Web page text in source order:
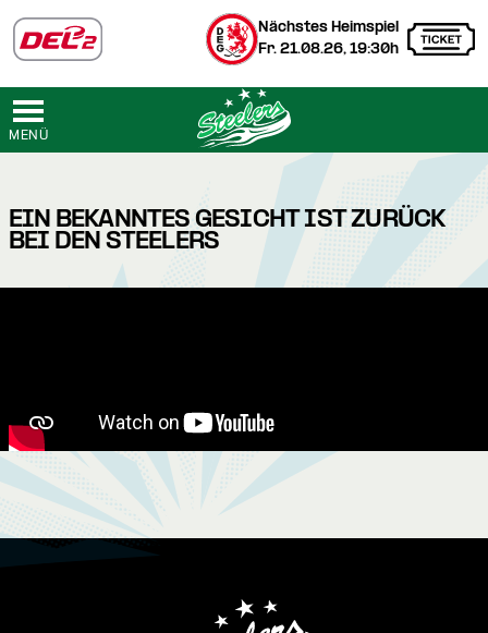
Nächstes Heimspiel
Fr. 21.08.26, 19:30h
MENÜ
EIN BEKANNTES GESICHT IST ZURÜCK
BEI DEN STEELERS